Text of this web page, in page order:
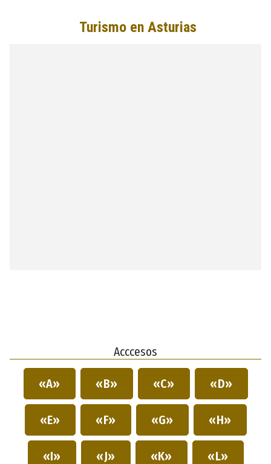
Acccesos
«A» «B» «C» «D»
«E» «F» «G» «H»
«I» «J» «K» «L»